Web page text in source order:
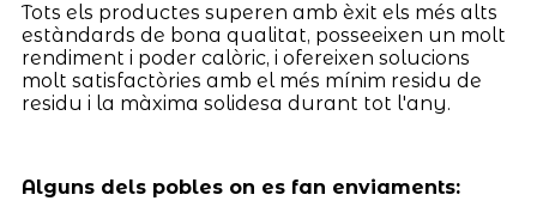
Tots els productes superen amb èxit els més alts
estàndards de bona qualitat, posseeixen un molt
rendiment i poder calòric, i ofereixen solucions
molt satisfactòries amb el més mínim residu de
residu i la màxima solidesa durant tot l'any.
Alguns dels pobles on es fan enviaments: